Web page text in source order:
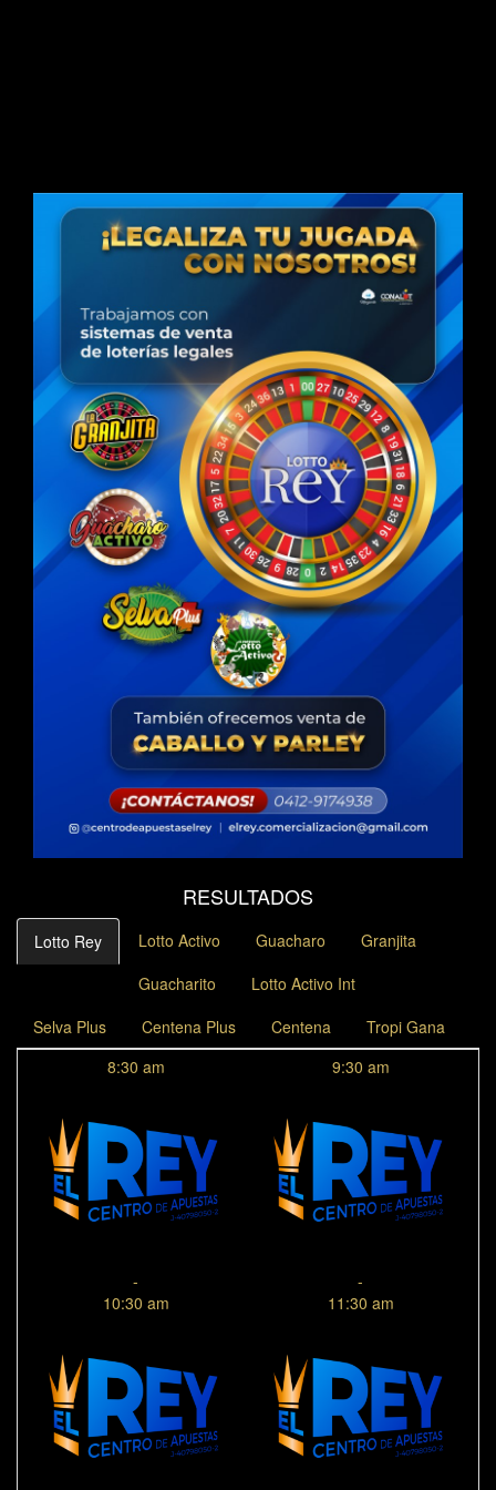
RESULTADOS
Lotto Rey Lotto Activo Guacharo
Granjita
Guacharito
Lotto Activo Int
Selva Plus
Centena Plus Centena
Tropi Gana
8:30 am
-
9:30 am
-
10:30 am
11:30 am